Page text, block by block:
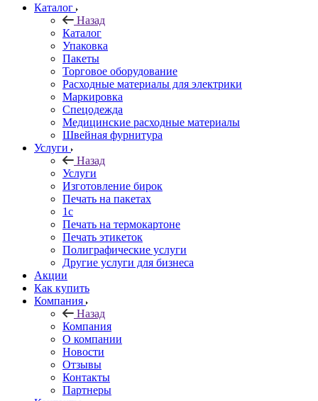
Каталог
Назад
Каталог
Упаковка
Пакеты
Торговое оборудование
Расходные материалы для электрики
Маркировка
Спецодежда
Медицинские расходные материалы
Швейная фурнитура
Услуги
Назад
Услуги
Изготовление бирок
Печать на пакетах
1c
Печать на термокартоне
Печать этикеток
Полиграфические услуги
Другие услуги для бизнеса
Акции
Как купить
Компания
Назад
Компания
О компании
Новости
Отзывы
Контакты
Партнеры